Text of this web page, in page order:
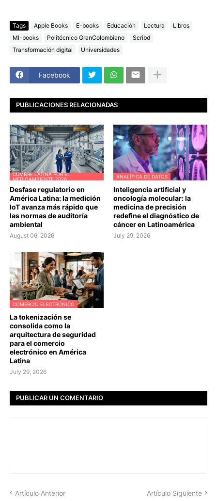
Tags Apple Books E-books Educación Lectura
Libros
MI-books
Politécnico GranColombiano
Scribd
Transformación digital
Universidades
Facebook
PUBLICACIONES RELACIONADAS
CUMBRE LATINA POR EL
MEDIOAMBIENTE 2026
Desfase regulatorio en
América Latina: la medición
IoT avanza más rápido que
las normas de auditoría
ambiental
August 06, 2026
ANALÍTICA DE DATOS
Inteligencia artificial y
oncología molecular: la
medicina de precisión
redefine el diagnóstico de
cáncer en Latinoamérica
July 29, 2026
COMERCIO ELECTRÓNICO
La tokenización se
consolida como la
arquitectura de seguridad
para el comercio
electrónico en América
Latina
July 29, 2026
PUBLICAR UN COMENTARIO
Artículo Anterior Artículo Siguiente